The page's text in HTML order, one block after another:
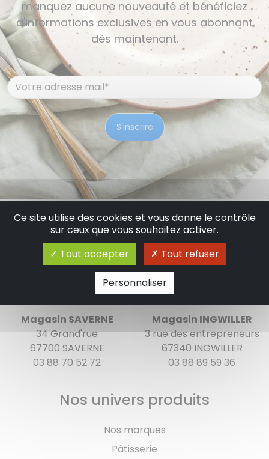
manquez aucune nouveauté et bénéficiez
d'informations exclusives en vous abonnant
dès maintenant.
Magasin SAVERNE
34 Grand'rue
67700 SAVERNE
03 88 70 52 72
Magasin INGWILLER
3 rue des entrepreneurs
67340 INGWILLER
03 88 89 59 36
Nos univers produits
Nos marques
Pâtisserie
Ce site utilise des cookies et vous donne le contrôle
sur ceux que vous souhaitez activer.
Tout accepter
Tout refuser
Personnaliser